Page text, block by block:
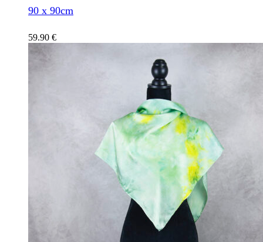
90 x 90cm
59.90 €